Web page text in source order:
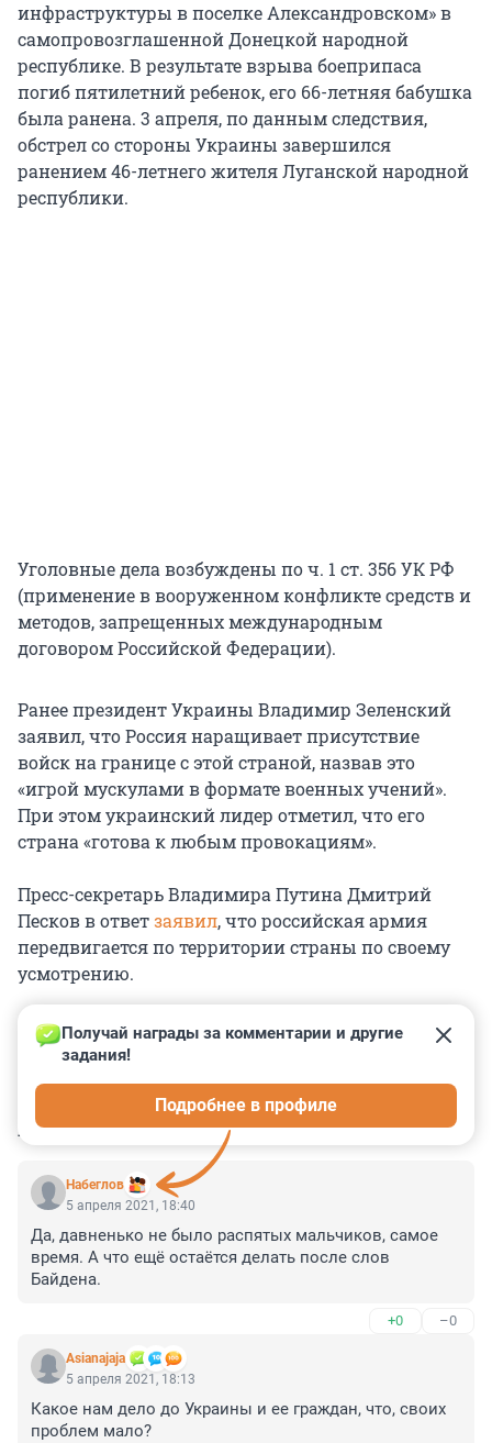
инфраструктуры в поселке Александровском» в
самопровозглашенной Донецкой народной
республике. В результате взрыва боеприпаса
погиб пятилетний ребенок, его 66-летняя бабушка
была ранена. 3 апреля, по данным следствия,
обстрел со стороны Украины завершился
ранением 46-летнего жителя Луганской народной
республики.
Уголовные дела возбуждены по ч. 1 ст. 356 УК РФ
(применение в вооруженном конфликте средств и
методов, запрещенных международным
договором Российской Федерации).
Ранее президент Украины Владимир Зеленский
заявил, что Россия наращивает присутствие
войск на границе с этой страной, назвав это
«игрой мускулами в формате военных учений».
При этом украинский лидер отметил, что его
страна «готова к любым провокациям».
Пресс-секретарь Владимира Путина Дмитрий
Песков в ответзаявил, что российская армия
передвигается по территории страны по своему
усмотрению.
КОММЕНТАРИИ 20
Набеглов
Получай награды за комментарии и другие
задания!
Подробнее в профиле
5 апреля 2021, 18:40
Да, давненько не было распятых мальчиков, самое
время. А что ещё остаётся делать после слов
Байдена.
+0 –0
Asianajaja
5 апреля 2021, 18:13
Какое нам дело до Украины и ее граждан, что, своих
проблем мало?